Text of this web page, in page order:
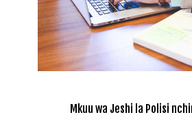
Mkuu wa Jeshi la Polisi